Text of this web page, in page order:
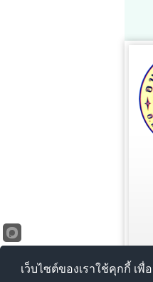
เว็บไซต์ของเราใช้คุกกี้